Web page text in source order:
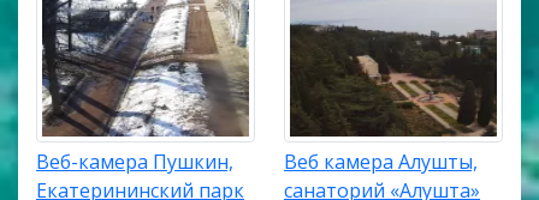
Веб-камера Пушкин,
Екатерининский парк
Веб камера Алушты,
санаторий «Алушта»